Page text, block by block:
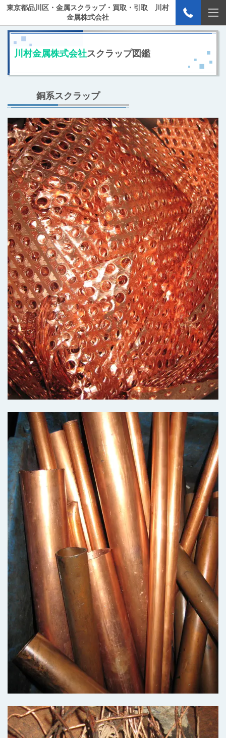
東京都品川区・金属スクラップ・買取・引取 川村
金属株式会社
川村金属株式会社スクラップ図鑑
銅系スクラップ